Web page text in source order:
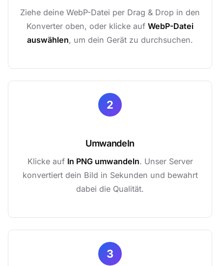
Ziehe deine WebP-Datei per Drag & Drop in den
Konverter oben, oder klicke auf WebP-Datei
auswählen, um dein Gerät zu durchsuchen.
2
Umwandeln
Klicke auf In PNG umwandeln. Unser Server
konvertiert dein Bild in Sekunden und bewahrt
dabei die Qualität.
3